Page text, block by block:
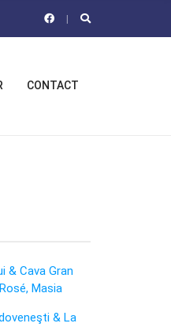
CONTACT
& Cava Gran
Masia
& La